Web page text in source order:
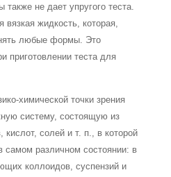
не дает упругого теста.
жидкость, которая,
любые формы. Это
приготовлении теста для
химической точки зрения
систему, состоящую из
кислот, солей и т. п., в которой
самом различном состоянии: в
коллоидов, суспензий и